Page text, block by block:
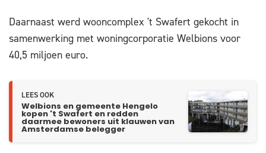
Daarnaast werd wooncomplex 't Swafert gekocht in
samenwerking met woningcorporatie Welbions voor
40,5 miljoen euro.
LEES OOK
Welbions en gemeente Hengelo
kopen 't Swafert en redden
daarmee bewoners uit klauwen van
Amsterdamse belegger